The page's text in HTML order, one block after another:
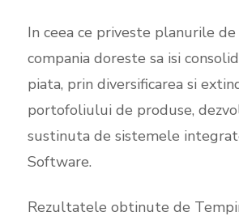
In ceea ce priveste planurile
compania doreste sa isi
piata, prin diversificarea si
portofoliului de produse,
sustinuta de sistemele
Software.
Rezultatele obtinute de